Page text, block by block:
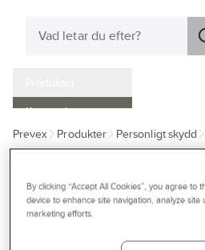
Kampanjer
Outlet
Bli kund
Prevex Produkter Personligt skydd
Förbandsmaterial
Förbandstavlor
By clicking “Accept All Cookies”, you agree to
device to enhance site navigation, analyze site
marketing efforts.